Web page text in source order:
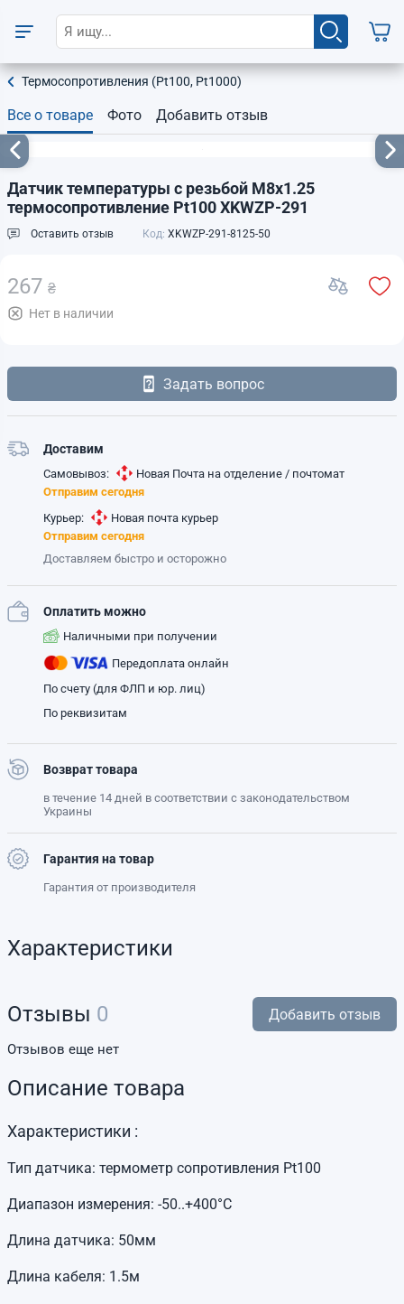
Термосопротивления (Pt100, Pt1000)
Все о товаре Фото Добавить отзыв
Датчик температуры с резьбой М8х1.25
термосопротивление Pt100 XKWZP-291
Оставить отзыв Код: XKWZP-291-8125-50
267 ₴
Нет в наличии
Задать вопрос
Доставим
Самовывоз:
Новая Почта на отделение / почтомат
Отправим сегодня
Курьер:
Новая почта курьер
Отправим сегодня
Доставляем быстро и осторожно
Оплатить можно
Наличными при получении
Передоплата онлайн
По счету (для ФЛП и юр. лиц)
По реквизитам
Возврат товара
в течение 14 дней в соответствии с законодательством
Украины
Гарантия на товар
Гарантия от производителя
Характеристики
Отзывы 0 Добавить отзыв
Отзывов еще нет
Описание товара
Характеристики :
Тип датчика: термометр сопротивления Pt100
Диапазон измерения: -50..+400°C
Длина датчика: 50мм
Длина кабеля: 1.5м